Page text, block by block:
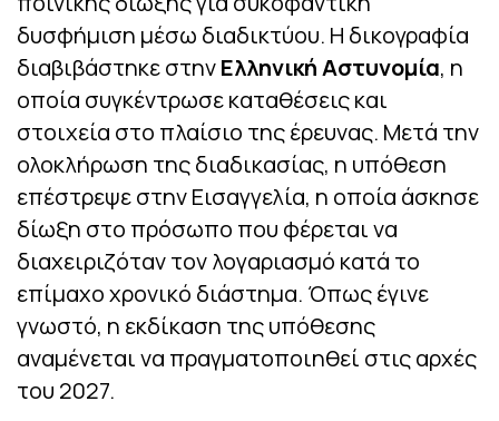
δυσφήμιση μέσω διαδικτύου. Η δικογραφία
διαβιβάστηκε στηνΕλληνική Αστυνομία, η
οποία συγκέντρωσε καταθέσεις και
στοιχεία στο πλαίσιο της έρευνας. Μετά την
ολοκλήρωση της διαδικασίας, η υπόθεση
επέστρεψε στην Εισαγγελία, η οποία άσκησε
δίωξη στο πρόσωπο που φέρεται να
διαχειριζόταν τον λογαριασμό κατά το
επίμαχο χρονικό διάστημα. Όπως έγινε
γνωστό, η εκδίκαση της υπόθεσης
αναμένεται να πραγματοποιηθεί στις αρχές
του 2027.